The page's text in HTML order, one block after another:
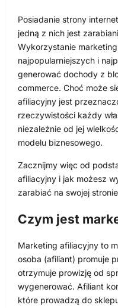
Posiadanie strony
jedną z nich jest
Wykorzystanie
najpopularniejszych i
generować dochody z
commerce. Choć może
afiliacyjny jest
rzeczywistości każdy
niezależnie od jej
modelu biznesowego.
Zacznijmy więc od
afiliacyjny i jak możesz
zarabiać na swojej
Czym jest
Marketing afiliacyjny to
osoba (afiliant) promuje
otrzymuje prowizję od
wygenerować. Afiliant
które prowadzą do